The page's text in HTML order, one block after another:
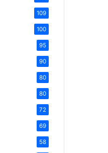
109
100
95
90
80
80
72
69
58